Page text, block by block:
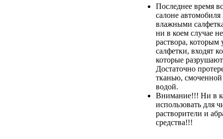
Последнее время
салоне
влажными
ни в коем случае
раствора,
салфетки, входят
которые
Достаточно
тканью,
водой.
Внимание!!! Ни в
использовать для
растворители и
средства!!!